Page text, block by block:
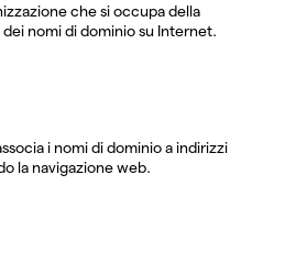
che si occupa della
nomi di dominio su Internet.
i nomi di dominio a indirizzi
la navigazione web.